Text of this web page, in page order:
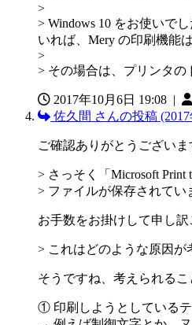
>
> Windows 10 をお使いで
いれば、Mery の印刷機能
>
> その場合は、プリンタの
2017年10月6日 19:08 |
佐久間 さんの投稿
ご確認ありがとうございま
> さっそく「Microsoft Print
> ファイルが保存されてい
お手数をお掛けして申し
> これはどのような原因が
そうですね、考えられるこ
① 印刷しようとしている